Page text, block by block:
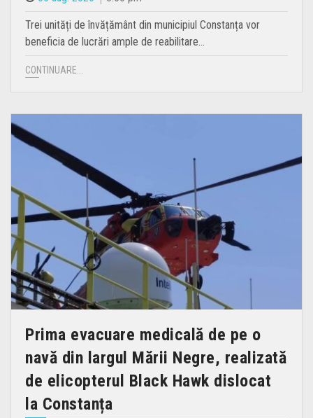
Trei unități de învățământ din municipiul Constanța vor
beneficia de lucrări ample de reabilitare…
CONTINUARE...
Prima evacuare medicală de pe o
navă din largul Mării Negre, realizată
de elicopterul Black Hawk dislocat
la Constanța